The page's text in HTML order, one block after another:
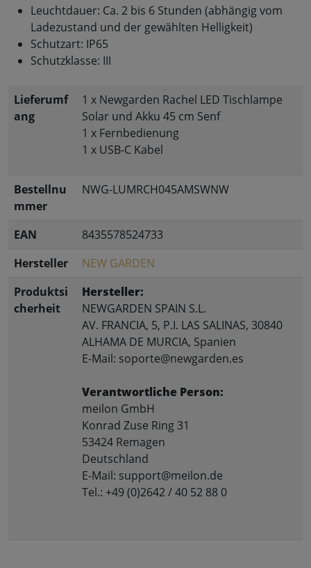
Leuchtdauer: Ca. 2 bis 6 Stunden (abhängig vom
Ladezustand und der gewählten Helligkeit)
Schutzart: IP65
Schutzklasse: III
Lieferumf
ang
1 x Newgarden Rachel LED Tischlampe
Solar und Akku 45 cm Senf
1 x Fernbedienung
1 x USB-C Kabel
Bestellnu
mmer
NWG-LUMRCH045AMSWNW
EAN
8435578524733
Hersteller
NEW GARDEN
Produktsi
cherheit
Hersteller:
NEWGARDEN SPAIN S.L.
AV. FRANCIA, 5, P.I. LAS SALINAS, 30840
ALHAMA DE MURCIA, Spanien
E-Mail: soporte@newgarden.es
Verantwortliche Person:
meilon GmbH
Konrad Zuse Ring 31
53424 Remagen
Deutschland
E-Mail: support@meilon.de
Tel.: +49 (0)2642 / 40 52 88 0